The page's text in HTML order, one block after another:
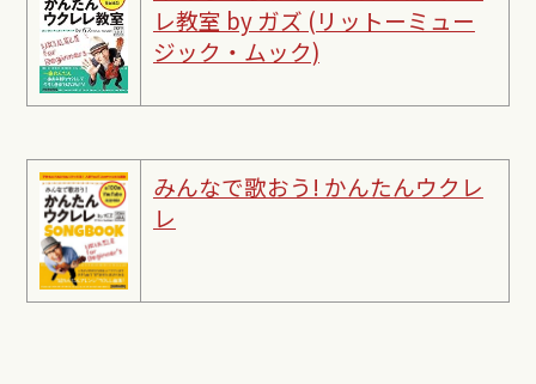
レ教室 by ガズ (リットーミュー
ジック・ムック)
みんなで歌おう! かんたんウクレ
レ